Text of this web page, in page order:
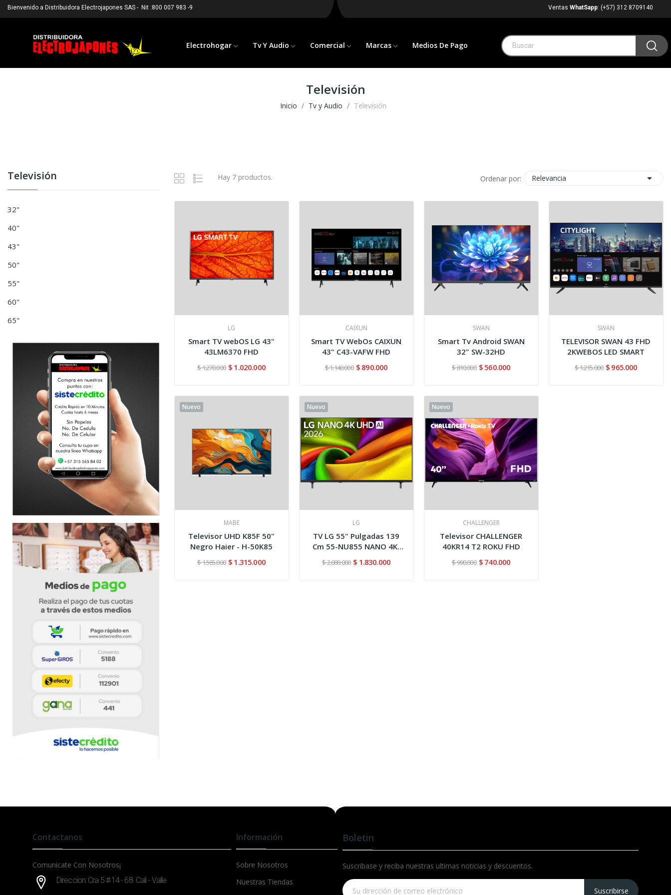
Bienvenido a Distribuidora Electrojapones SAS - Nit :800 007 983 -9 Ventas WhatSapp: (+57) 312 8709140
Electrohogar Tv Y Audio Comercial Marcas Medios De Pago
Televisión
Inicio Tv y Audio Televisión
Televisión
32"
40"
43"
50"
55"
60"
65"
Hay 7 productos. Ordenar por: Relevancia 
LG
Smart TV webOS LG 43"
43LM6370 FHD
$ 1.270.000 $ 1.020.000
CAIXUN
Smart TV WebOs CAIXUN
43" C43-VAFW FHD
$ 1.140.000 $ 890.000
SWAN
Smart Tv Android SWAN
32" SW-32HD
$ 810.000 $ 560.000
SWAN
TELEVISOR SWAN 43 FHD
2KWEBOS LED SMART
$ 1.215.000 $ 965.000
Nuevo
MABE
Televisor UHD K85F 50"
Negro Haier - H-50K85
$ 1.565.000 $ 1.315.000
Nuevo
LG
TV LG 55" Pulgadas 139
Cm 55-NU855 NANO 4K-
UHD...
$ 2.080.000 $ 1.830.000
Nuevo
CHALLENGER
Televisor CHALLENGER
40KR14 T2 ROKU FHD
$ 990.000 $ 740.000
Contactanos
Comunicate Con Nosotros¡
Direccion: Cra 5 # 14 - 68. Cali - Valle
Información
Sobre Nosotros
Nuestras Tiendas
Boletin
Suscribase y reciba nuestras ultimas noticias y descuentos.
Suscribirse